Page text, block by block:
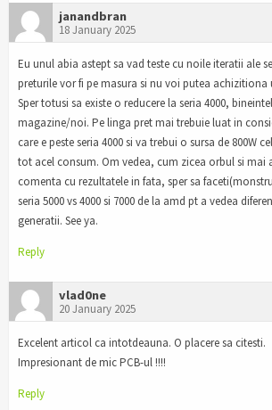
janandbran
18 January 2025
Eu unul abia astept sa vad teste cu noile iteratii ale
preturile vor fi pe masura si nu voi putea achizitiona
Sper totusi sa existe o reducere la seria 4000,
magazine/noi. Pe linga pret mai trebuie luat in
care e peste seria 4000 si va trebui o sursa de 800W
tot acel consum. Om vedea, cum zicea orbul si mai
comenta cu rezultatele in fata, sper sa
seria 5000 vs 4000 si 7000 de la amd pt a vedea
generatii. See ya.
Reply
vlad0ne
20 January 2025
Excelent articol ca intotdeauna. O placere sa citesti.
Impresionant de mic PCB-ul !!!!
Reply